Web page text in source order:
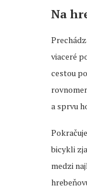
Na
viaceré
cestou
a sprvu
bicykli
medzi